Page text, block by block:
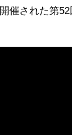
催された第